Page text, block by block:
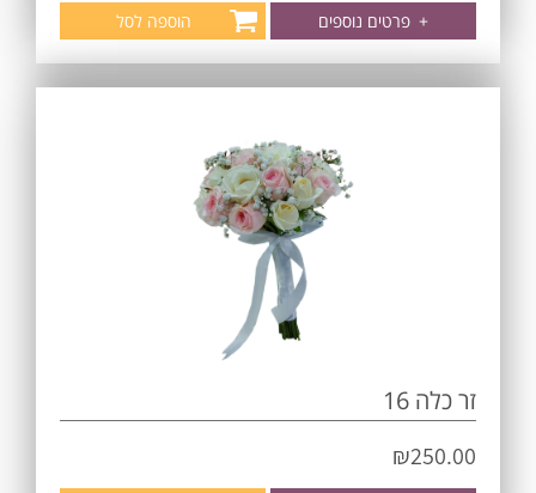
+ פרטים נוספים הוספה לסל
זר כלה 16
₪250.00